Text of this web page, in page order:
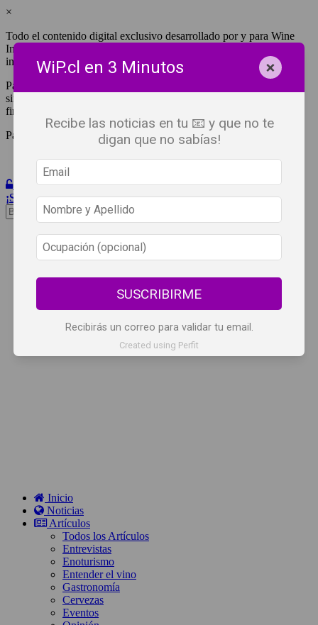
×
Todo el contenido digital exclusivo desarrollado por y para Wine
Independent Press Chile, cuenta con derechos de propiedad
intelectual.
Para tener acceso a una copia y/o impresión de cualquiera de ellos
sin fines de lucro, debes ser #SuscriptorWiP.^Para su réplica con
fines comerciales debes contactar al e-mail
Pagas una sola vez al año y disfrutas por 12 meses.
Iniciar Sesión
¡Suscribete! BeneficiosWiP
Buscar:
Síguenos
Inicio
Noticias
Artículos
Todos los Artículos
Entrevistas
Enoturismo
Entender el vino
Gastronomía
Cervezas
Eventos
WiP.cl en 3 Minutos ×
Recibe las noticias en tu 📧 y que no te
digan que no sabías!
SUSCRIBIRME
Recibirás un correo para validar tu email.
Created using Perfit